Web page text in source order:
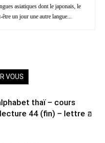
asiatiques dont le japonais, le
un jour une autre langue...
VOUS
thaï – cours
44 (fin) – lettre ฮ